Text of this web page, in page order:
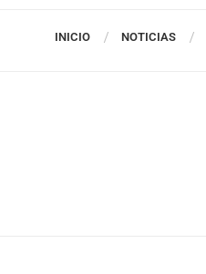
INICIO NOTICIAS